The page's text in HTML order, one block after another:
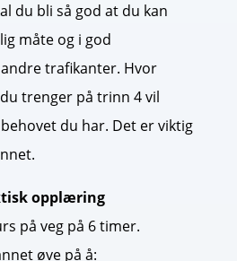
du bli så god at du kan
måte og i god
trafikanter. Hvor
trenger på trinn 4 vil
du har. Det er viktig
opplæring
på veg på 6 timer.
øve på å: